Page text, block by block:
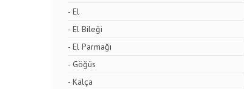
- El
- El Bileği
- El Parmağı
- Göğüs
- Kalça